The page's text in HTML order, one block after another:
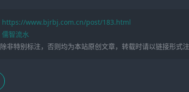
https://www.bjrbj.com.cn/post/183.html
儒智流水
除非特别标注，否则均为本站原创文章，转载时请以链接形式注